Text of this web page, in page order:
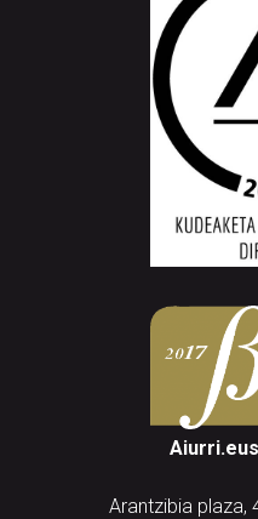
Arantzibia plaza,